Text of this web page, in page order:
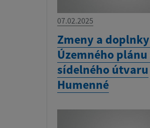
07.02.2025
Zmeny a
Územného plánu
sídelného útvaru
Humenné